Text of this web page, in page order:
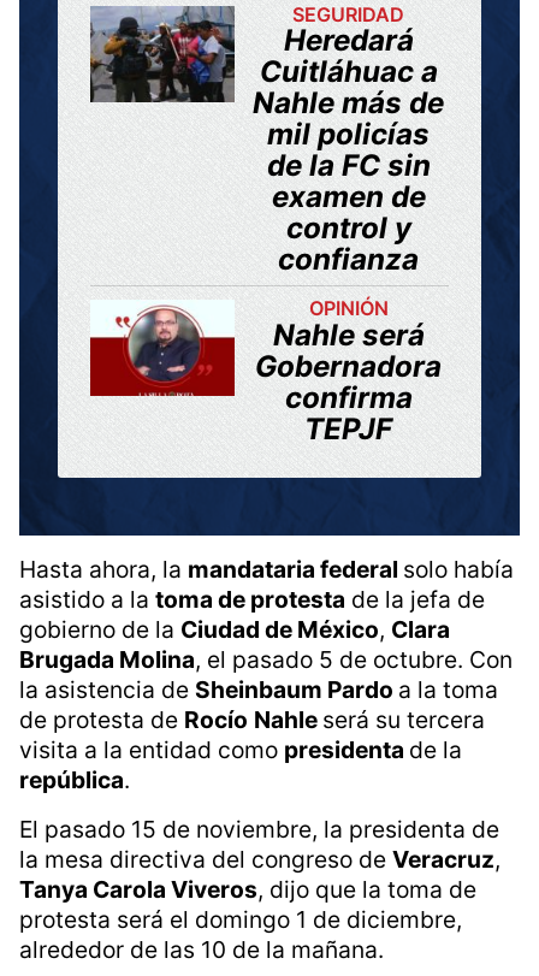
SEGURIDAD
Heredará
Cuitláhuac a
Nahle más de
mil policías
de la FC sin
examen de
control y
confianza
OPINIÓN
Nahle será
Gobernadora
confirma
TEPJF
Hasta ahora, la mandataria federal solo había
asistido a la toma de protesta de la jefa de
gobierno de la Ciudad de México, Clara
Brugada Molina, el pasado 5 de octubre. Con
la asistencia de Sheinbaum Pardo a la toma
de protesta de Rocío Nahle será su tercera
visita a la entidad como presidenta de la
república.
El pasado 15 de noviembre, la presidenta de
la mesa directiva del congreso de Veracruz,
Tanya Carola Viveros, dijo que la toma de
protesta será el domingo 1 de diciembre,
alrededor de las 10 de la mañana.